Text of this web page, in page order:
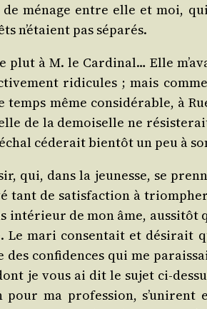
de ménage entre elle et moi,
n’étaient pas séparés.
plut à M. le Car­di­nal… Elle
ridi­cules ; mais
même consi­dé­rable, à
de la demoi­selle ne
céde­rait bien­tôt un peu à
qui, dans la jeu­nesse, se
tant de satis­fac­tion à
inté­rieur de mon âme, aus­si­tôt
mari consen­tait et dési­rait
confi­dences qui me
je vous ai dit le sujet ci-
ma pro­fes­sion, s’unirent